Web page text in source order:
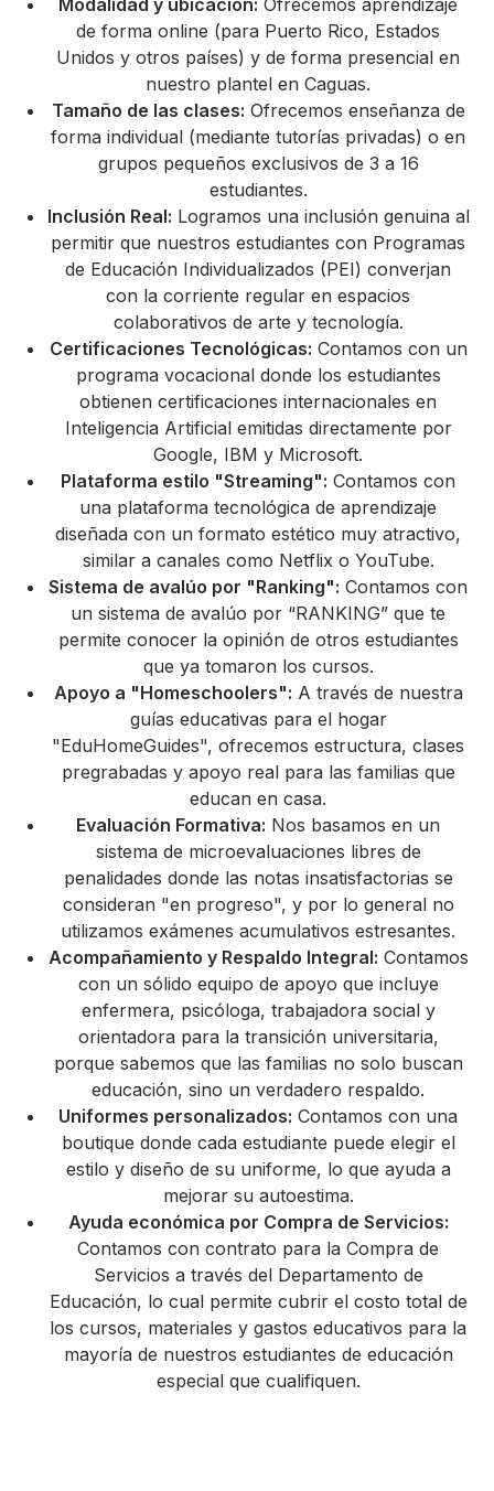
Modalidad y ubicación: Ofrecemos aprendizaje
de forma online (para Puerto Rico, Estados
Unidos y otros países) y de forma presencial en
nuestro plantel en Caguas.
Tamaño de las clases: Ofrecemos enseñanza de
forma individual (mediante tutorías privadas) o en
grupos pequeños exclusivos de 3 a 16
estudiantes.
Inclusión Real: Logramos una inclusión genuina al
permitir que nuestros estudiantes con Programas
de Educación Individualizados (PEI) converjan
con la corriente regular en espacios
colaborativos de arte y tecnología.
Certificaciones Tecnológicas: Contamos con un
programa vocacional donde los estudiantes
obtienen certificaciones internacionales en
Inteligencia Artificial emitidas directamente por
Google, IBM y Microsoft.
Plataforma estilo "Streaming": Contamos con
una plataforma tecnológica de aprendizaje
diseñada con un formato estético muy atractivo,
similar a canales como Netflix o YouTube.
Sistema de avalúo por "Ranking": Contamos con
un sistema de avalúo por “RANKING” que te
permite conocer la opinión de otros estudiantes
que ya tomaron los cursos.
Apoyo a "Homeschoolers": A través de nuestra
guías educativas para el hogar
"EduHomeGuides", ofrecemos estructura, clases
pregrabadas y apoyo real para las familias que
educan en casa.
Evaluación Formativa: Nos basamos en un
sistema de microevaluaciones libres de
penalidades donde las notas insatisfactorias se
consideran "en progreso", y por lo general no
utilizamos exámenes acumulativos estresantes.
Acompañamiento y Respaldo Integral: Contamos
con un sólido equipo de apoyo que incluye
enfermera, psicóloga, trabajadora social y
orientadora para la transición universitaria,
porque sabemos que las familias no solo buscan
educación, sino un verdadero respaldo.
Uniformes personalizados: Contamos con una
boutique donde cada estudiante puede elegir el
estilo y diseño de su uniforme, lo que ayuda a
mejorar su autoestima.
Ayuda económica por Compra de Servicios:
Contamos con contrato para la Compra de
Servicios a través del Departamento de
Educación, lo cual permite cubrir el costo total de
los cursos, materiales y gastos educativos para la
mayoría de nuestros estudiantes de educación
especial que cualifiquen.